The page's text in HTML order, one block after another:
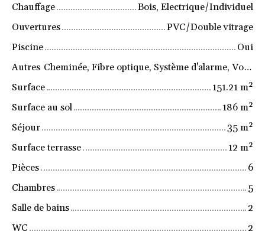
Chauffage
Bois, Electrique/Individuel
Ouvertures
PVC/Double vitrage
Piscine
Oui
Autres
Cheminée, Fibre optique, Système d'alarme, Volets électriques
Surface
151.21 m²
Surface au sol
186 m²
Séjour
35 m²
Surface terrasse
12 m²
Pièces
6
Chambres
5
Salle de bains
2
WC
2